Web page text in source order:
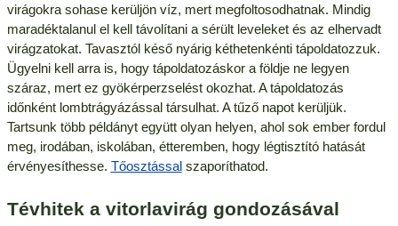
virágokra sohase kerüljön víz, mert megfoltosodhatnak. Mindig
maradéktalanul el kell távolítani a sérült leveleket és az elhervadt
virágzatokat. Tavasztól késő nyárig kéthetenkénti tápoldatozzuk.
Ügyelni kell arra is, hogy tápoldatozáskor a földje ne legyen
száraz, mert ez gyökérperzselést okozhat. A tápoldatozás
időnként lombtrágyázással társulhat. A tűző napot kerüljük.
Tartsunk több példányt együtt olyan helyen, ahol sok ember fordul
meg, irodában, iskolában, étteremben, hogy légtisztító hatását
érvényesíthesse. Tőosztássalszaporíthatod.
Tévhitek a vitorlavirág gondozásával